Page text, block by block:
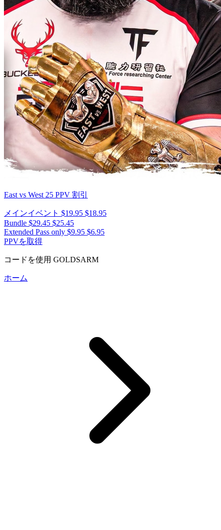
East vs West 25 PPV 割引
メインイベント $19.95 $18.95
Bundle $29.45 $25.45
Extended Pass only $9.95 $6.95
PPVを取得
コードを使用 GOLDSARM
ホーム